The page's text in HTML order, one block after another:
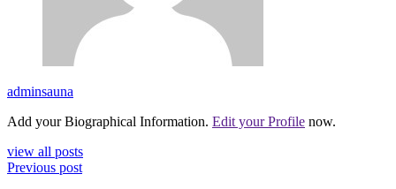
adminsauna
Add your Biographical Information. Edit your Profile now.
view all posts
Previous post